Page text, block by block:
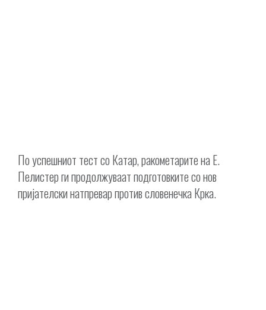
По успешниот тест со Катар, ракометарите на Е.
Пелистер ги продолжуваат подготовките со нов
пријателски натпревар против словенечка Крка.